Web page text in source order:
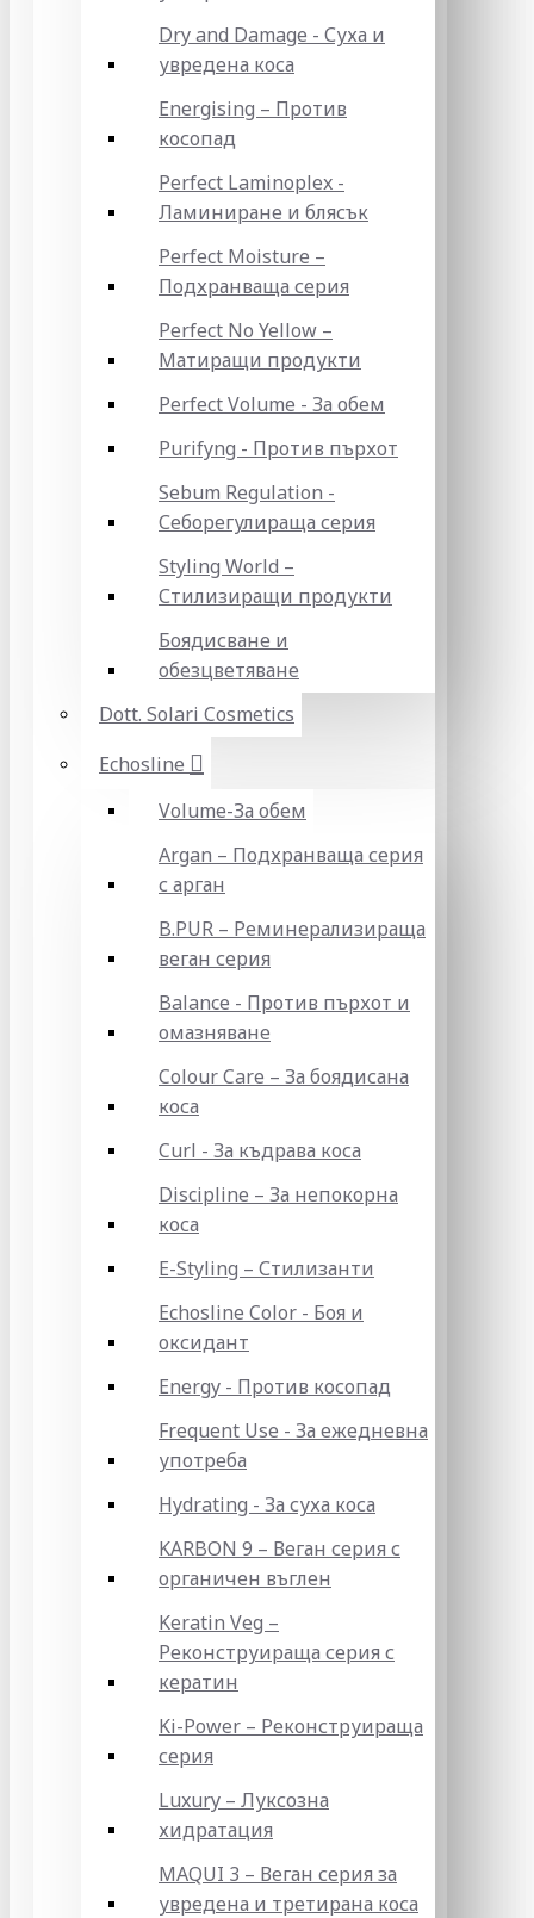
Dry and Damage - Суха и
увредена коса
Energising – Против
косопад
Perfect Laminoplex -
Ламиниране и блясък
Perfect Moisture –
Подхранваща серия
Perfect No Yellow –
Матиращи продукти
Perfect Volume - За обем
Purifyng - Против пърхот
Sebum Regulation -
Себорегулираща серия
Styling World –
Стилизиращи продукти
Боядисване и
обезцветяване
Dott. Solari Cosmetics
Echosline
Volume-За обем
Argan – Подхранваща серия
с арган
B.PUR – Реминерализираща
веган серия
Balance - Против пърхот и
омазняване
Colour Care – За боядисана
коса
Curl - За къдрава коса
Discipline – За непокорна
коса
E-Styling – Стилизанти
Echosline Color - Боя и
оксидант
Energy - Против косопад
Frequent Use - За ежедневна
употреба
Hydrating - За суха коса
KARBON 9 – Веган серия с
органичен въглен
Keratin Veg –
Реконструираща серия с
кератин
Ki-Power – Реконструираща
серия
Luxury – Луксозна
хидратация
MAQUI 3 – Веган серия за
увредена и третирана коса